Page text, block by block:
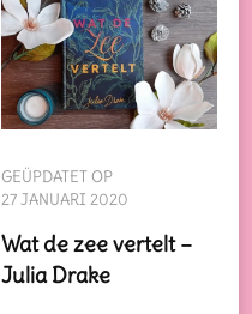
GEÜPDATET OP
27 JANUARI 2020
Wat de zee vertelt –
Julia Drake